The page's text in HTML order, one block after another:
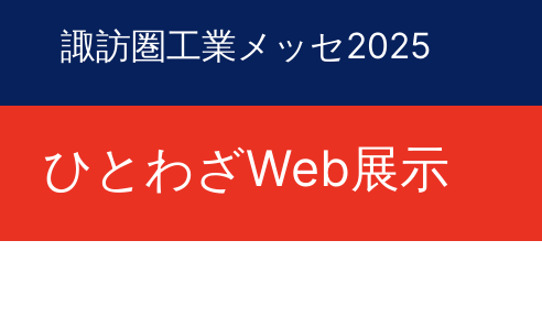
諏訪圏工業メッセ2025
ひとわざWeb展示